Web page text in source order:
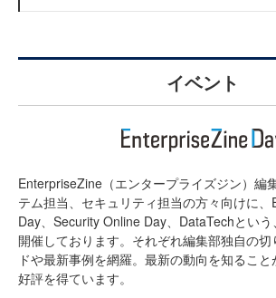
イベント
EnterpriseZine（エンタープライズジン）編
テム担当、セキュリティ担当の方々向けに
Day、Security Online Day、DataTechとい
開催しております。それぞれ編集部独自の
ドや最新事例を網羅。最新の動向を知ること
好評を得ています。